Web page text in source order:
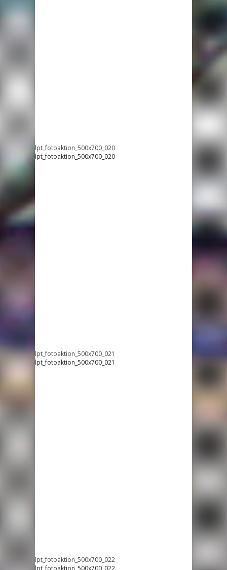
lpt_fotoaktion_500x700_020
lpt_fotoaktion_500x700_020
lpt_fotoaktion_500x700_021
lpt_fotoaktion_500x700_021
lpt_fotoaktion_500x700_022